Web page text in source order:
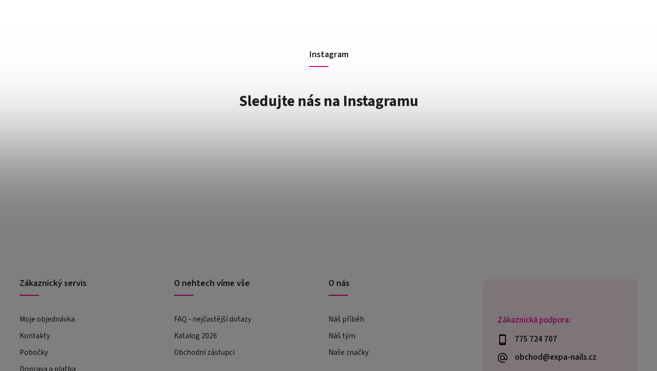
Zákaznická podpora:
775 724 707
obchod@expa-nails.cz
Instagram
Sledujte nás na Instagramu
Zákaznický servis
Moje objednávka
Kontakty
Pobočky
O nehtech víme vše
FAQ - nejčastější dotazy
Katalog 2026
Obchodní zástupci
O nás
Náš příběh
Náš tým
Naše značky